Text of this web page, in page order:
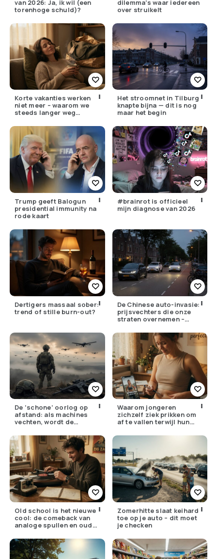
van 2026: Ja, ik wil (een
torenhoge schuld)?
dilemma’s waar iedereen
over struikelt
Korte vakanties werken
niet meer – waarom we
steeds langer weg
Het stroomnet in Tilburg
knapte bijna — dit is nog
maar het begin
Trump geeft Balogun
presidential immunity na
rode kaart
#brainrot is officieel
mijn diagnose van 2026
Dertigers massaal sober:
trend of stille burn-out?
De Chinese auto-invasie:
prijsvechters die onze
straten overnemen –
écht?
De ‘schone’ oorlog op
afstand: als machines
vechten, wordt de
lager
Waarom jongeren
zichzelf ziek prikken om
af te vallen terwijl hun
bellen
Old school is het nieuwe
cool: de comeback van
analoge spullen en oude
Zomerhitte slaat keihard
toe op je auto – dit moet
je checken